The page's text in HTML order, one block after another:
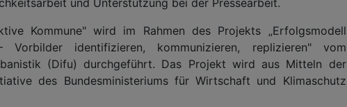
Kommune" wird im Rahmen des Projekts „Erfolgsmodell
Vorbilder identifizieren, kommunizieren, replizieren" vom
(Difu) durchgeführt. Das Projekt wird aus Mitteln der
des Bundesministeriums für Wirtschaft und Klimaschutz